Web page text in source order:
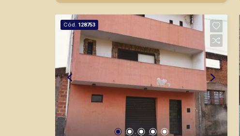
Cód. 128753